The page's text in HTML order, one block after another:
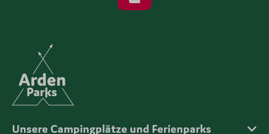
Unsere Campingplätze und Ferienparks